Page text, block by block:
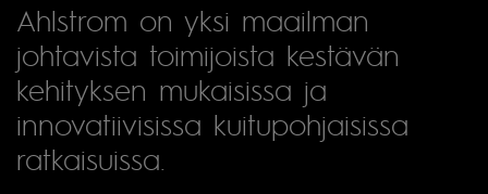
Ahlstrom on yksi maailman
johtavista toimijoista kestävän
kehityksen mukaisissa ja
innovatiivisissa kuitupohjaisissa
ratkaisuissa.